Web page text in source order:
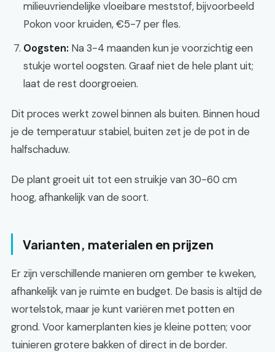
milieuvriendelijke vloeibare meststof, bijvoorbeeld
Pokon voor kruiden, €5-7 per fles.
Oogsten: Na 3-4 maanden kun je voorzichtig een
stukje wortel oogsten. Graaf niet de hele plant uit;
laat de rest doorgroeien.
Dit proces werkt zowel binnen als buiten. Binnen houd
je de temperatuur stabiel, buiten zet je de pot in de
halfschaduw.
De plant groeit uit tot een struikje van 30-60 cm
hoog, afhankelijk van de soort.
Varianten, materialen en prijzen
Er zijn verschillende manieren om gember te kweken,
afhankelijk van je ruimte en budget. De basis is altijd de
wortelstok, maar je kunt variëren met potten en
grond. Voor kamerplanten kies je kleine potten; voor
tuinieren grotere bakken of direct in de border.